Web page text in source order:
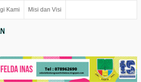
Kami Misi dan Visi